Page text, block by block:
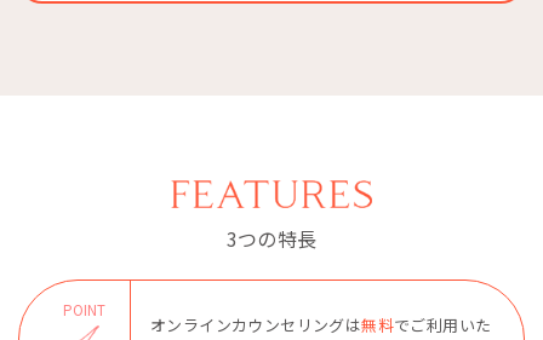
3つの特長
POINT
オンラインカウンセリングは無料でご利用いた